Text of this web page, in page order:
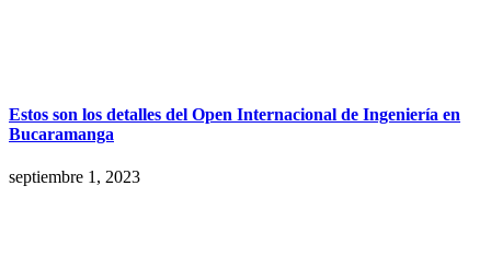
Estos son los detalles del Open Internacional de Ingeniería en
Bucaramanga
septiembre 1, 2023